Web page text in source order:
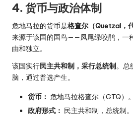
4. 货币与政治体制
危地马拉的货币是格查尔（Quetzal，
来源于该国的国鸟——凤尾绿咬鹃，一
由和独立。
该国实行民主共和制，采行总统制 。总
脑，通过普选产生。
货币： 危地马拉格查尔（GTQ）。
政府形式： 民主共和制，总统制。